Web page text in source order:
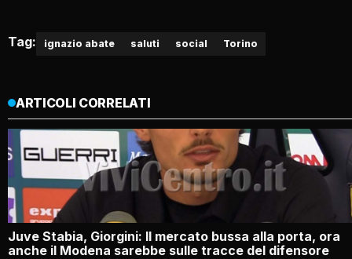
Tag: ignazio abate saluti social Torino
ARTICOLI CORRELATI
Juve Stabia, Giorgini: Il mercato bussa alla porta, ora
anche il Modena sarebbe sulle tracce del difensore